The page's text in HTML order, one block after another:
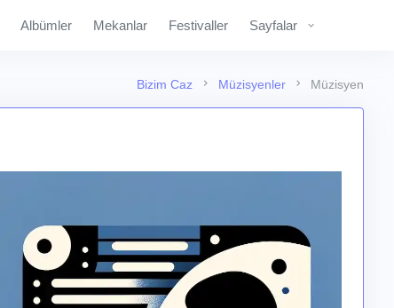
Albümler Mekanlar Festivaller Sayfalar
Bizim Caz Müzisyenler Müzisyen